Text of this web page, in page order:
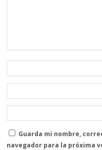
Guarda mi nombre,
navegador para la próxima